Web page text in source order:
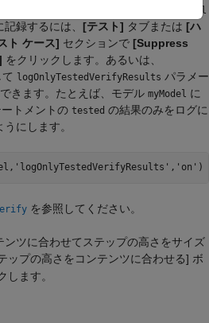
fail
録するには、 [テスト] タブまたは [ハ
ト ケース] セクションで [Suppress
をクリックします。あるいは、
logOnlyTestedVerifyResults パラメー
きます。たとえば、モデル myModel
に
トメントの tested の結果のみをログに
にします。
'logOnlyTestedVerifyResults' , 'on' )
を参照してください。
ンツに合わせてステップの高さをサイズ
ップの高さをコンテンツに合わせる] ボ
します。